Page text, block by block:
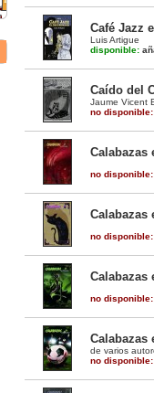
Café Jazz
Luis Artigue
disponible:
Caído del
Jaume Vicent
no disponible:
Calabazas
no disponible:
Calabazas
no disponible:
Calabazas
no disponible:
Calabazas
de varios
no disponible: